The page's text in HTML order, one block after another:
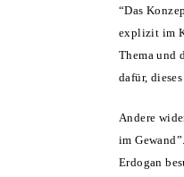
“Das
explizit im
Thema und
dafür,
Andere
im
Erdogan